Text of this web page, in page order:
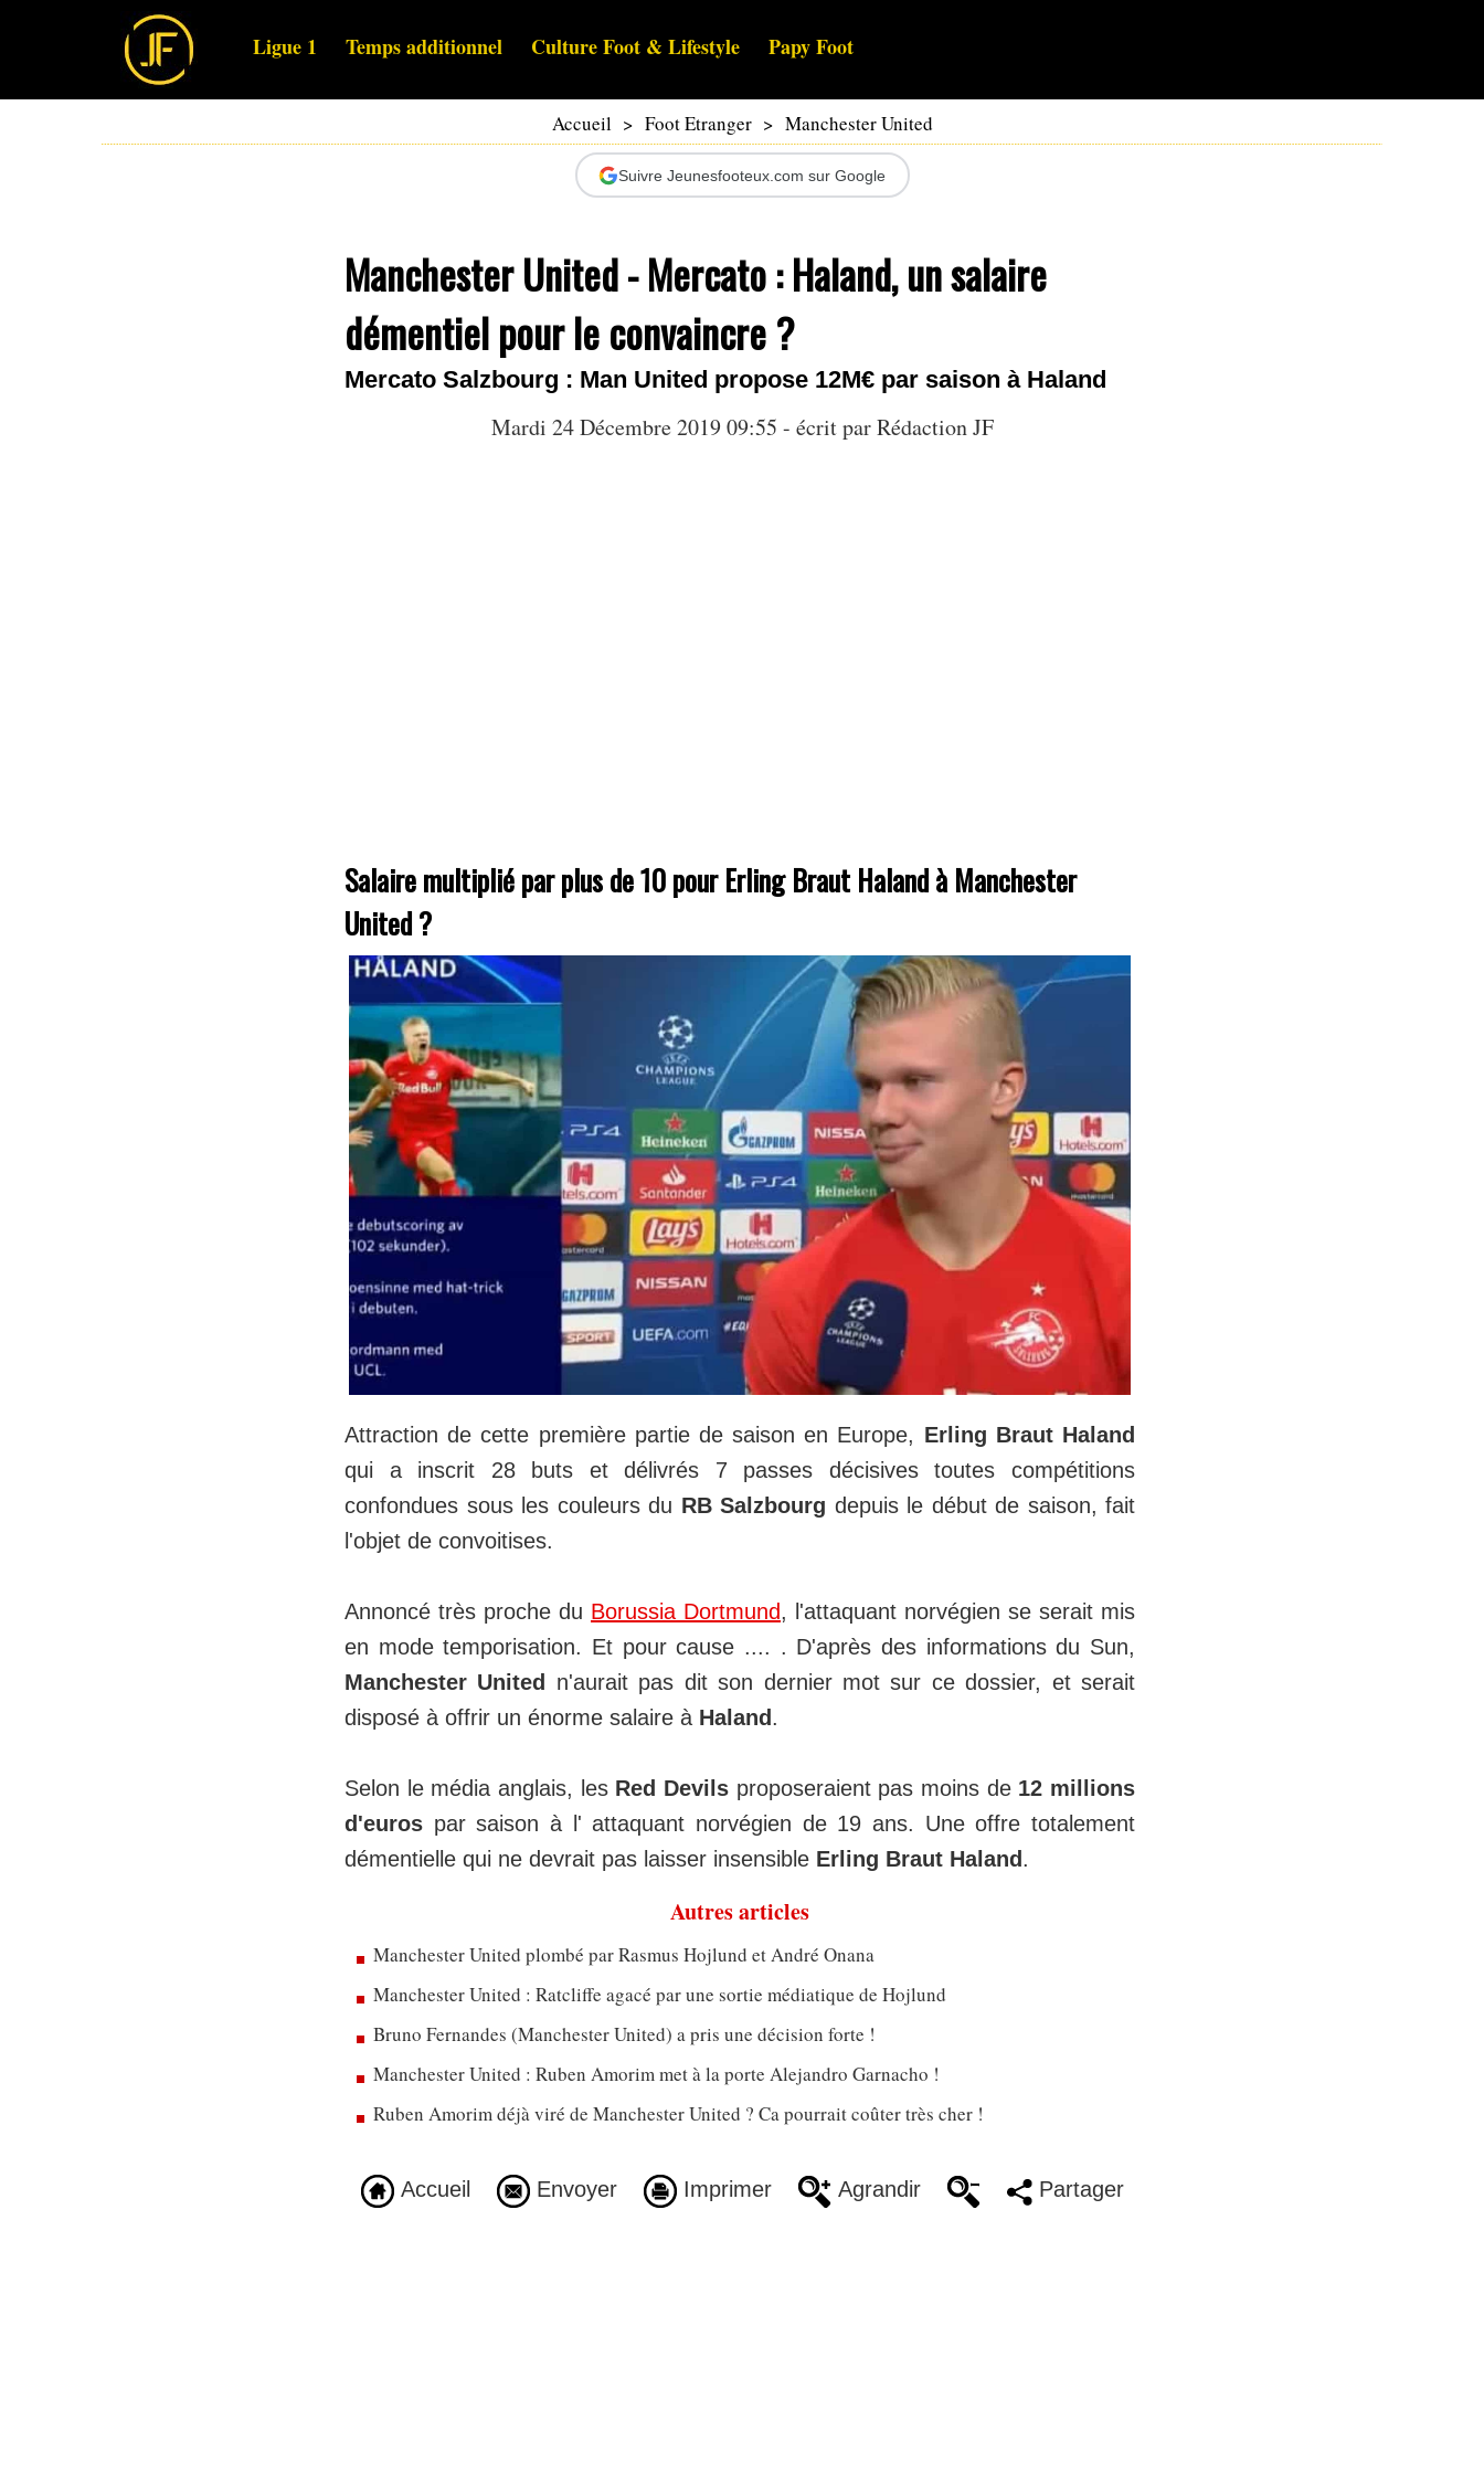
Ligue 1 Temps additionnel Culture Foot & Lifestyle Papy Foot
Accueil > Foot Etranger > Manchester United
Suivre Jeunesfooteux.com sur Google
Manchester United - Mercato : Haland, un salaire
démentiel pour le convaincre ?
Mercato Salzbourg : Man United propose 12M€ par saison à Haland
Mardi 24 Décembre 2019 09:55 - écrit par Rédaction JF
Salaire multiplié par plus de 10 pour Erling Braut Haland à Manchester
United ?
Attraction de cette première partie de saison en Europe, Erling Braut Haland
qui a inscrit 28 buts et délivrés 7 passes décisives toutes compétitions
confondues sous les couleurs du RB Salzbourg depuis le début de saison, fait
l'objet de convoitises.
Annoncé très proche du Borussia Dortmund, l'attaquant norvégien se serait mis
en mode temporisation. Et pour cause .... . D'après des informations du Sun,
Manchester United
n'aurait pas dit son dernier mot sur ce dossier, et serait
disposé à offrir un énorme salaire à Haland .
Selon le média anglais, les Red Devils proposeraient pas moins de 12 millions
d'euros par saison à l' attaquant norvégien de 19 ans. Une offre totalement
démentielle qui ne devrait pas laisser insensible Erling Braut Haland .
Autres articles
Manchester United plombé par Rasmus Hojlund et André Onana
Manchester United : Ratcliffe agacé par une sortie médiatique de Hojlund
Bruno Fernandes (Manchester United) a pris une décision forte !
Manchester United : Ruben Amorim met à la porte Alejandro Garnacho !
Ruben Amorim déjà viré de Manchester United ? Ca pourrait coûter très cher !
Accueil Envoyer Imprimer Agrandir Partager